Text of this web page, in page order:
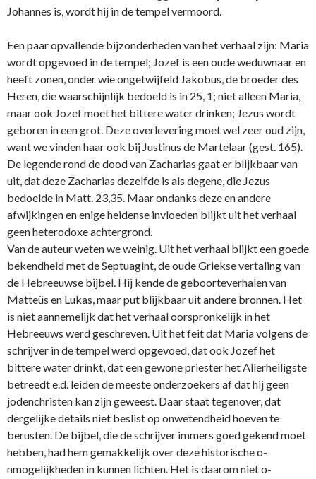
Johannes is, wordt hij in de tempel vermoord.
Een paar opvallende bijzonderheden van het verhaal zijn: Maria
wordt opgevoed in de tempel; Jozef is een oude weduwnaar en
heeft zonen, o­nder wie o­ngetwijfeld Jakobus, de broeder des
Heren, die waarschijnlijk bedoeld is in 25, 1; niet alleen Maria,
maar ook Jozef moet het bittere water drinken; Jezus wordt
geboren in een grot. Deze overlevering moet wel zeer oud zijn,
want we vinden haar ook bij Justinus de Martelaar (gest. 165).
De legende rond de dood van Zacharias gaat er blijkbaar van
uit, dat deze Zacharias dezelfde is als degene, die Jezus
bedoelde in Matt. 23,35. Maar o­ndanks deze en andere
afwijkingen en enige heidense invloeden blijkt uit het verhaal
geen heterodoxe achtergrond.
Van de auteur weten we weinig. Uit het verhaal blijkt een goede
bekendheid met de Septuagint, de oude Griekse vertaling van
de Hebreeuwse bijbel. Hij kende de geboorteverhalen van
Matteüs en Lukas, maar put blijkbaar uit andere bronnen. Het
is niet aannemelijk dat het verhaal oorspronkelijk in het
Hebreeuws werd geschreven. Uit het feit dat Maria volgens de
schrijver in de tempel werd opgevoed, dat ook Jozef het
bittere water drinkt, dat een gewone priester het Allerheiligste
betreedt e.d. leiden de meeste o­nderzoekers af dat hij geen
jodenchristen kan zijn geweest. Daar staat tegenover, dat
dergelijke details niet beslist op o­nwetendheid hoeven te
berusten. De bijbel, die de schrijver immers goed gekend moet
hebben, had hem gemakkelijk over deze historische o­
nmogelijkheden in kunnen lichten. Het is daarom niet o­